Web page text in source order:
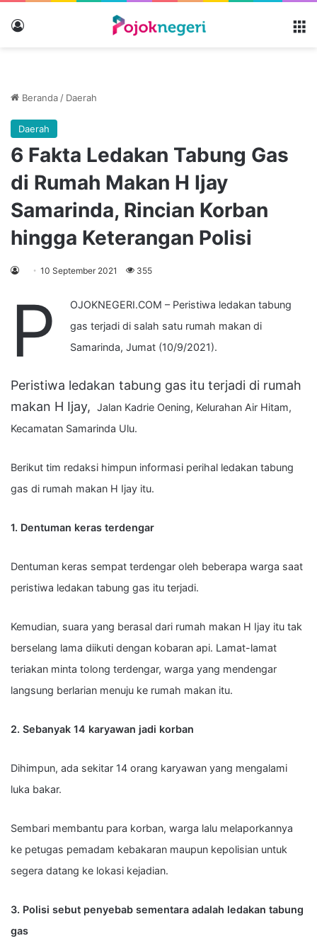
Beranda / Daerah
Daerah
6 Fakta Ledakan Tabung Gas
di Rumah Makan H Ijay
Samarinda, Rincian Korban
hingga Keterangan Polisi
10 September 2021 355
P
OJOKNEGERI.COM – Peristiwa ledakan tabung
gas terjadi di salah satu rumah makan di
Samarinda, Jumat (10/9/2021).
Peristiwa ledakan tabung gas itu terjadi di rumah
makan H Ijay, Jalan Kadrie Oening, Kelurahan Air Hitam,
Kecamatan Samarinda Ulu.
Berikut tim redaksi himpun informasi perihal ledakan tabung
gas di rumah makan H Ijay itu.
1. Dentuman keras terdengar
Dentuman keras sempat terdengar oleh beberapa warga saat
peristiwa ledakan tabung gas itu terjadi.
Kemudian, suara yang berasal dari rumah makan H Ijay itu tak
berselang lama diikuti dengan kobaran api. Lamat-lamat
teriakan minta tolong terdengar, warga yang mendengar
langsung berlarian menuju ke rumah makan itu.
2. Sebanyak 14 karyawan jadi korban
Dihimpun, ada sekitar 14 orang karyawan yang mengalami
luka bakar.
Sembari membantu para korban, warga lalu melaporkannya
ke petugas pemadam kebakaran maupun kepolisian untuk
segera datang ke lokasi kejadian.
3. Polisi sebut penyebab sementara adalah ledakan tabung
gas